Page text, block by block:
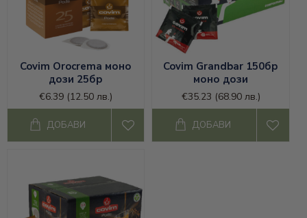
Covim Orocrema моно
дози 25бр
€6.39 (12.50 лв.)
ДОБАВИ
Covim Grandbar 150бр
моно дози
€35.23 (68.90 лв.)
ДОБАВИ